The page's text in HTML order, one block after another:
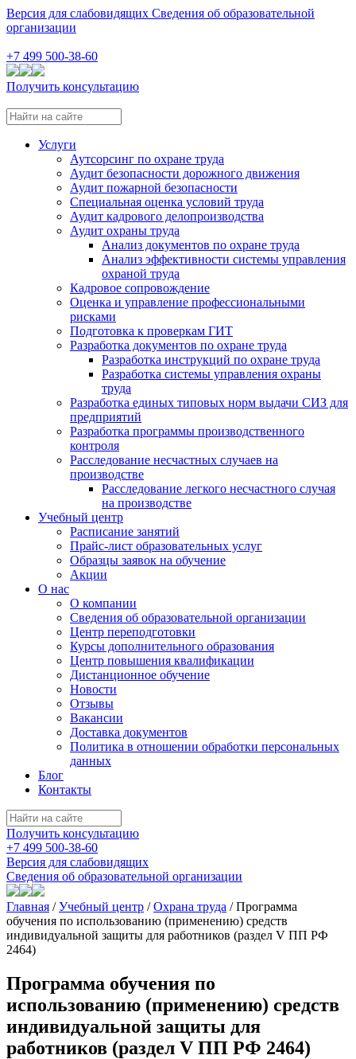
Версия для слабовидящих Сведения об образовательной
организации
+7 499 500-38-60
Получить консультацию
Услуги
Аутсорсинг по охране труда
Аудит безопасности дорожного движения
Аудит пожарной безопасности
Специальная оценка условий труда
Аудит кадрового делопроизводства
Аудит охраны труда
Анализ документов по охране труда
Анализ эффективности системы управления
охраной труда
Кадровое сопровождение
Оценка и управление профессиональными
рисками
Подготовка к проверкам ГИТ
Разработка документов по охране труда
Разработка инструкций по охране труда
Разработка системы управления охраны
труда
Разработка единых типовых норм выдачи СИЗ для
предприятий
Разработка программы производственного
контроля
Расследование несчастных случаев на
производстве
Расследование легкого несчастного случая
на производстве
Учебный центр
Расписание занятий
Прайс-лист образовательных услуг
Образцы заявок на обучение
Акции
О нас
О компании
Сведения об образовательной организации
Центр переподготовки
Курсы дополнительного образования
Центр повышения квалификации
Дистанционное обучение
Новости
Отзывы
Вакансии
Доставка документов
Политика в отношении обработки персональных
данных
Блог
Контакты
Получить консультацию
+7 499 500-38-60
Версия для слабовидящих
Сведения об образовательной организации
Главная /Учебный центр /Охрана труда /Программа
обучения по использованию (применению) средств
индивидуальной защиты для работников (раздел V ПП РФ
2464)
Программа обучения по
использованию (применению) средств
индивидуальной защиты для
работников (раздел V ПП РФ 2464)